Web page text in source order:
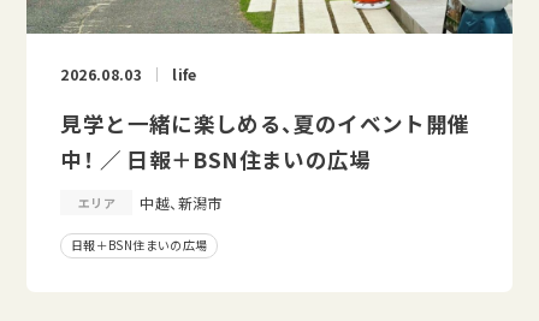
2026.08.03 life
見学と一緒に楽しめる、夏のイベント開催
中！ ／ 日報＋BSN住まいの広場
エリア 中越、新潟市
日報＋BSN住まいの広場